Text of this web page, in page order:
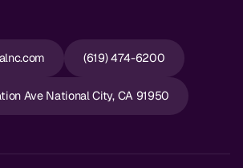
(619) 474-6200
Ave National City, CA 91950